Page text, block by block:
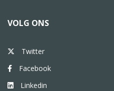
VOLG ONS
Twitter
Facebook
Linkedin